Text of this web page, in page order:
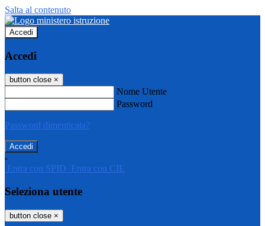
Salta al contenuto
Accedi
Accedi
button close ×
Nome Utente
Password
Password dimenticata?
-
Entra con SPID Entra con CIE
Seleziona utente
button close ×